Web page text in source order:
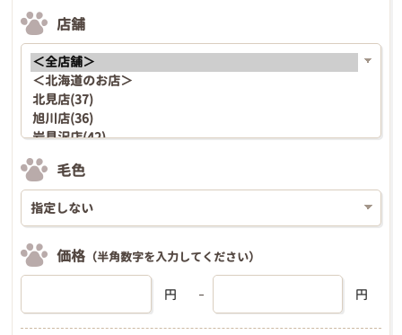
店舗
毛色
価格 （半角数字を入力してください）
円 円